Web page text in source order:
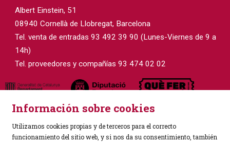
Albert Einstein, 51
08940 Cornellà de Llobregat, Barcelona
Tel. venta de entradas 93 492 39 90 (Lunes-Viernes de 9 a
14h)
Tel. proveedores y compañías 93 474 02 02
Información sobre cookies
Utilizamos cookies propias y de terceros para el correcto
funcionamiento del sitio web, y si nos da su consentimiento, también